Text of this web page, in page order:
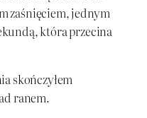
zaśnięciem, jednym
która przecina
skończyłem
ranem.